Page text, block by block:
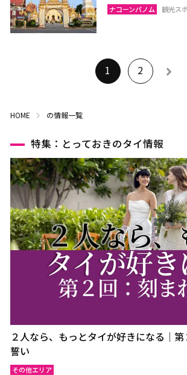
ナコーンパノム 観光ス
1 2
HOME の情報一覧
特集：とっておきのタイ情報
２人なら、もっとタイが好きになる｜
誓い
その他エリア